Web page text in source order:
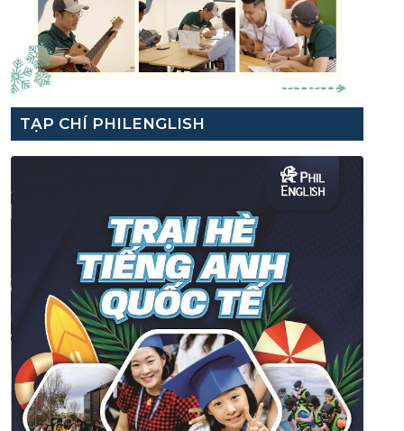
TẠP CHÍ PHILENGLISH